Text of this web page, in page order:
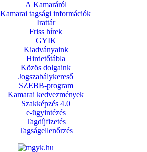
A Kamaráról
Kamarai tagsági információk
Irattár
Friss hírek
GYIK
Kiadványaink
Hirdetőtábla
Közös dolgaink
Jogszabálykereső
SZEBB-program
Kamarai kedvezmények
Szakképzés 4.0
e-ügyintézés
Tagdíjfizetés
Tagságellenőrzés